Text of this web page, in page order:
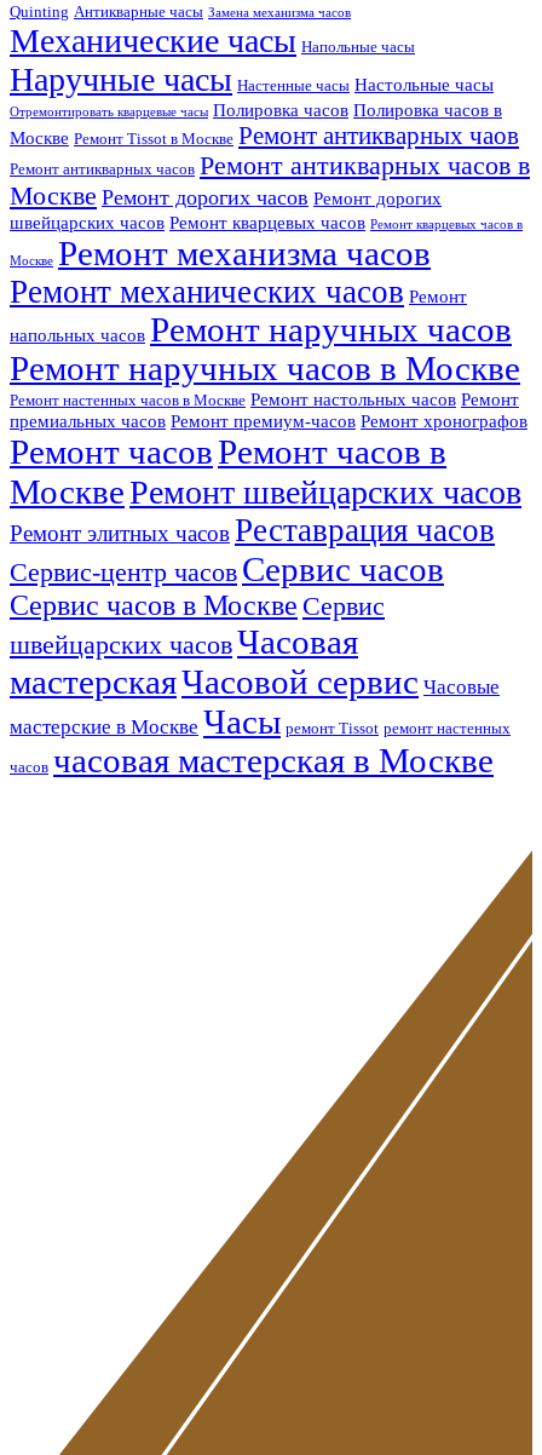
Quinting Антикварные часы Замена механизма часов
Механические часы Напольные часы
Наручные часы Настенные часы Настольные часы
Отремонтировать кварцевые часы Полировка часов Полировка часов в
Москве Ремонт Tissot в Москве Ремонт антикварных чаов
Ремонт антикварных часов Ремонт антикварных часов в
Москве Ремонт дорогих часов Ремонт дорогих
швейцарских часов Ремонт кварцевых часов Ремонт кварцевых часов в
Москве Ремонт механизма часов
Ремонт механических часов Ремонт
напольных часов Ремонт наручных часов
Ремонт наручных часов в Москве
Ремонт настенных часов в Москве Ремонт настольных часов Ремонт
премиальных часов Ремонт премиум-часов Ремонт хронографов
Ремонт часовРемонт часов в
МосквеРемонт швейцарских часов
Ремонт элитных часовРеставрация часов
Сервис-центр часов Сервис часов
Сервис часов в Москве Сервис
швейцарских часовЧасовая
мастерскаяЧасовой сервис Часовые
мастерские в Москве Часы ремонт Tissot ремонт настенных
часов часовая мастерская в Москве